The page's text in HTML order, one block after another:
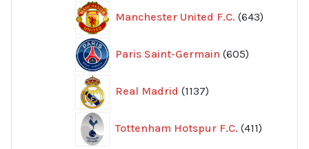
Manchester United F.C. 643
Paris Saint-Germain 605
produkter
Real Madrid 1137
produkter
Tottenham Hotspur F.C. 411
produkter